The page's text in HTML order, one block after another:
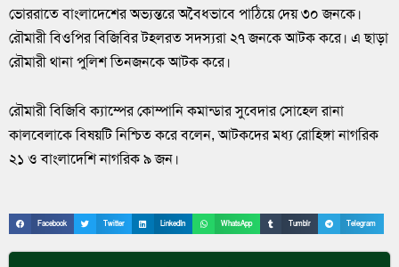
ভোররাতে বাংলাদেশের অভ্যন্তরে অবৈধভাবে পাঠিয়ে দেয় ৩০ জনকে।
রৌমারী বিওপির বিজিবির টহলরত সদস্যরা ২৭ জনকে আটক করে। এ ছাড়া
রৌমারী থানা পুলিশ তিনজনকে আটক করে।
রৌমারী বিজিবি ক্যাম্পের কোম্পানি কমান্ডার সুবেদার সোহেল রানা
কালবেলাকে বিষয়টি নিশ্চিত করে বলেন, আটকদের মধ্য রোহিঙ্গা নাগরিক
২১ ও বাংলাদেশি নাগরিক ৯ জন।
Facebook Twitter LinkedIn WhatsApp Tumblr Telegram